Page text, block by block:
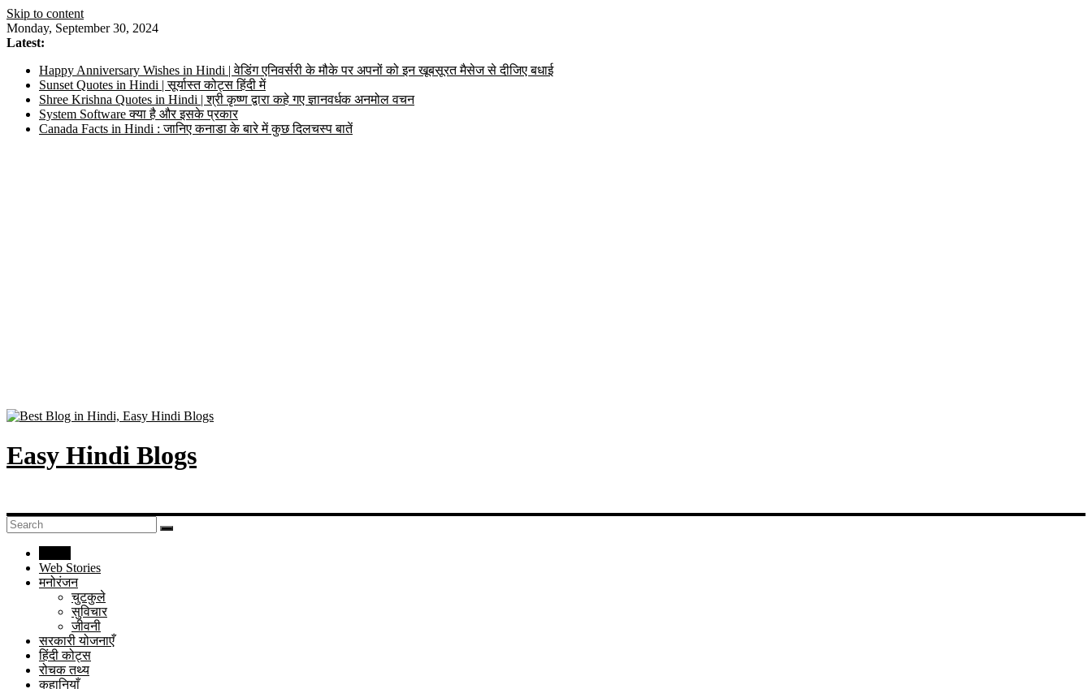
Skip to content
Monday, September 30, 2024
Latest:
Happy Anniversary Wishes in Hindi | वेडिंग एनिवर्सरी के मौके पर अपनों को इन खूबसूरत मैसेज से दीजिए बधाई
Sunset Quotes in Hindi | सूर्यास्त कोट्स हिंदी में
Shree Krishna Quotes in Hindi | श्री कृष्ण द्वारा कहे गए ज्ञानवर्धक अनमोल वचन
System Software क्या है और इसके प्रकार
Canada Facts in Hindi : जानिए कनाडा के बारे में कुछ दिलचस्प बातें
Easy Hindi Blogs
Web Stories
मनोरंजन
चुटकुले
सुविचार
जीवनी
सरकारी योजनाएँ
हिंदी कोट्स
रोचक तथ्य
कहानियाँ